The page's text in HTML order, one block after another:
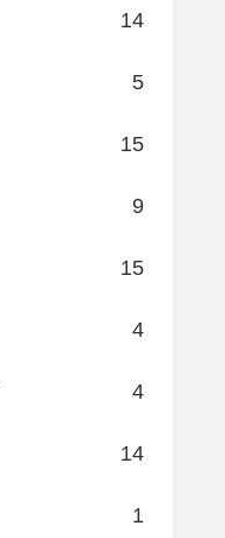
14
5
15
9
15
4
4
14
1